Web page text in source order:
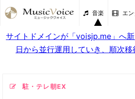
音楽 エ
サイトドメインが「voisjp.me」へ
日から並行運用していき、順次移
駐・テレ朝EX